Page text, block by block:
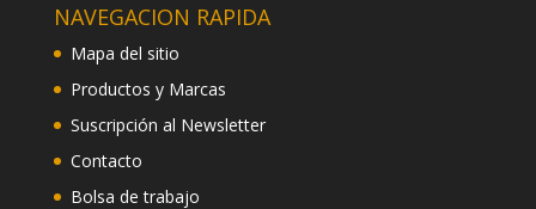
NAVEGACION RAPIDA
Mapa del sitio
Productos y Marcas
Suscripción al Newsletter
Contacto
Bolsa de trabajo